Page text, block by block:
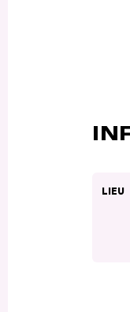
LIEU